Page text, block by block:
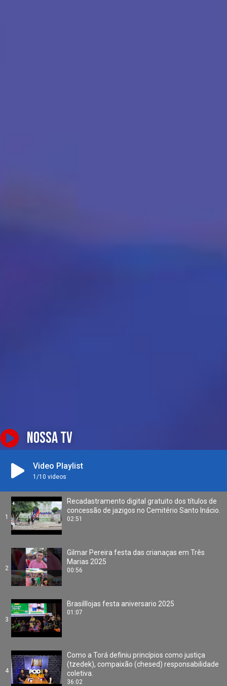
NOSSA TV
Video Playlist
1 /10 videos
1
Recadastramento digital gratuito dos títulos de
concessão de jazigos no Cemitério Santo Inácio.
02:51
2
Gilmar Pereira festa das crianaças em Três
Marias 2025
00:56
3
Brasilllojas festa aniversario 2025
01:07
4
Como a Torá definiu princípios como justiça
(tzedek), compaixão (chesed) responsabilidade
coletiva.
36:02